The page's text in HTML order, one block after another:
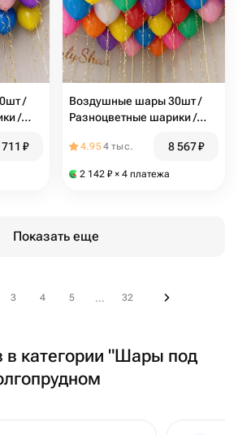
/
/
₽
Воздушные шары 30шт /
Разноцветные шарики /
шаров / Арт.ШПN11
4.954 тыс. 8 567₽
2 142 ₽ × 4 платежа
Показать еще
3 4 5 ... 32
в категории "Шары под